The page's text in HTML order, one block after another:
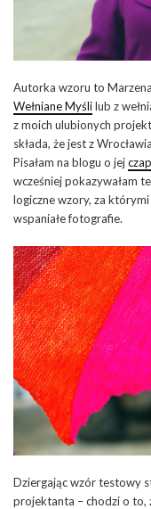
Autorka wzoru to
Wełniane Myślilub z
z moich ulubionych
składa, że jest z
Pisałam na blogu o jej
wcześniej pokazywałam
logiczne wzory, za
wspaniałe fotografie.
Dziergając wzór testowy
projektanta – chodzi o to,